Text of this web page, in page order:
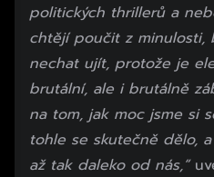
politických thrillerů a
chtějí poučit z minulosti,
nechat ujít, protože je
brutální, ale i brutálně
na tom, jak moc jsme si
tohle se skutečně dělo,
až tak daleko od nás,“